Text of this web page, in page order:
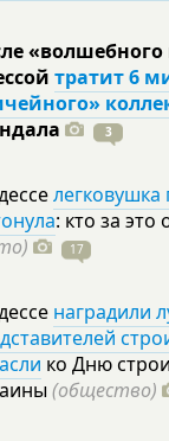
тратит 6
3
легковушка
: кто за это
17
наградили
ко Дню
(общество)